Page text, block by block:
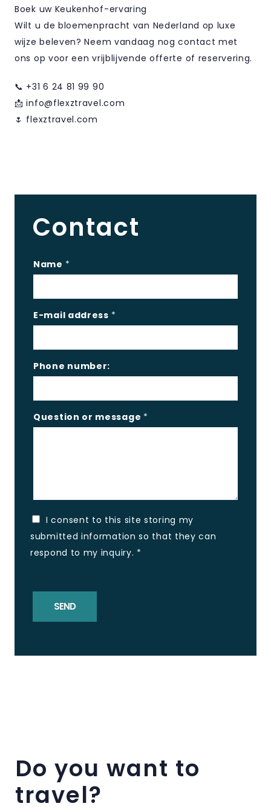
Boek uw Keukenhof-ervaring
Wilt u de bloemenpracht van Nederland op luxe
wijze beleven? Neem vandaag nog contact met
ons op voor een vrijblijvende offerte of reservering.
📞 +31 6 24 81 99 90
📩 info@flexztravel.com
🌷 flexztravel.com
Contact
Name *
E-mail address *
Phone number:
Question or message *
I consent to this site storing my
submitted information so that they can
respond to my inquiry. *
SEND
Do you want to
travel?